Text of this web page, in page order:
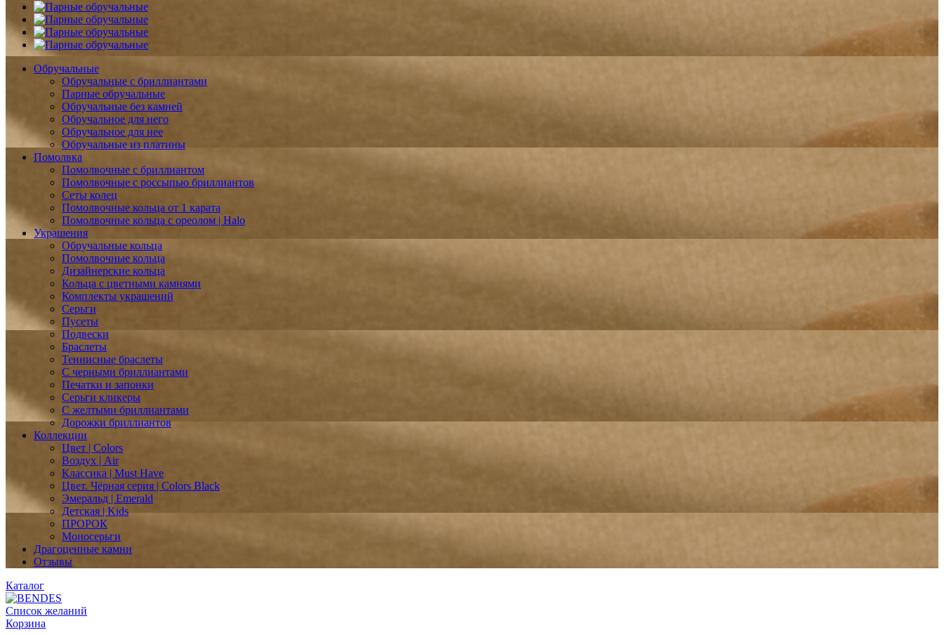
Обручальные
Обручальные с бриллиантами
Парные обручальные
Обручальные без камней
Обручальное для него
Обручальное для нее
Обручальные из платины
Помолвка
Помолвочные с бриллиантом
Помолвочные с россыпью бриллиантов
Сеты колец
Помолвочные кольца от 1 карата
Помолвочные кольца с ореолом | Halo
Украшения
Обручальные кольца
Помолвочные кольца
Дизайнерские кольца
Кольца с цветными камнями
Комплекты украшений
Серьги
Пусеты
Подвески
Браслеты
Теннисные браслеты
C черными бриллиантами
Печатки и запонки
Серьги кликеры
С желтыми бриллиантами
Дорожки бриллиантов
Коллекции
Цвет | Colors
Воздух | Air
Классика | Must Have
Цвет. Чёрная серия | Colors Black
Эмеральд | Emerald
Детская | Kids
ПРОРОК
Моносерьги
Драгоценные камни
Отзывы
Каталог
Список желаний
Корзина